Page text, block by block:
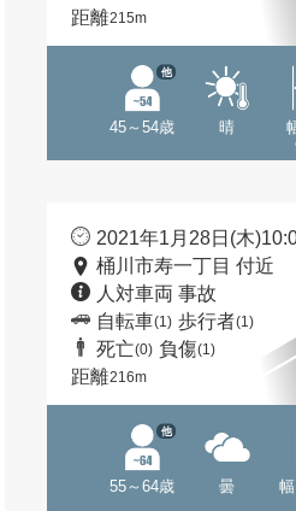
距離215m
45～54歳
他
晴
2021年1月28日(木
桶川市寿一丁目 付近
人対車両 事故
自転車(1) 歩行者(1)
死亡(0) 負傷(1)
距離216m
55～64歳
他
曇